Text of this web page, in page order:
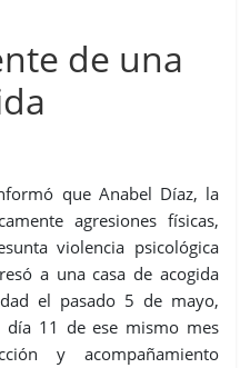
de una
que Anabel Díaz, la
agresiones físicas,
violencia psicológica
a una casa de acogida
el pasado 5 de mayo,
día 11 de ese mismo mes
y acompañamiento